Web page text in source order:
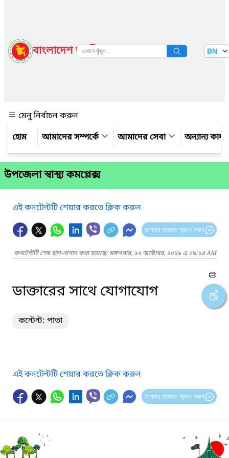
বাংলাদেশ জাতীয় তথ্য বাতায়ন BN
মেনু নির্বাচন করুন
আমাদের সম্পর্কে
আমাদের সেবা অন্যান্য
উপজেলা স্বাস্থ্য কমপ্লেক্স
এই কনটেন্টটি শেয়ার করতে ক্লিক করুন
আপনার মতামত প্রদান করুন
কনটেন্টটি শেষ হাল-নাগাদ করা হয়েছে: মঙ্গলবার, ২২ অক্টোবর, ২০১৯ এ ০৯:১৫ AM
ডাক্তারের সাথে যোগাযোগ
কন্টেন্ট: পাতা
এই কনটেন্টটি শেয়ার করতে ক্লিক করুন
আপনার মতামত প্রদান করুন